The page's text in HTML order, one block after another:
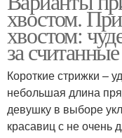
хвостом.
хвостом:
за
Короткие стрижки –
небольшая длина
девушку в выборе
красавиц с не очень